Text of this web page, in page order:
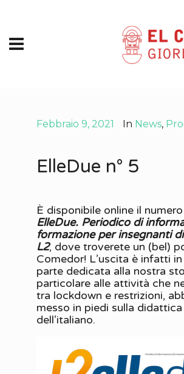
Febbraio 9, 2021 In News,
ElleDue n° 5
È disponibile online il
ElleDue. Periodico di
formazione per insegnanti
L2, dove troverete un (bel)
Comedor! L’uscita è infatti
parte dedicata alla nostra
particolare alle attività che
tra lockdown e restrizioni,
messo in piedi sulla didattica
dell’italiano.